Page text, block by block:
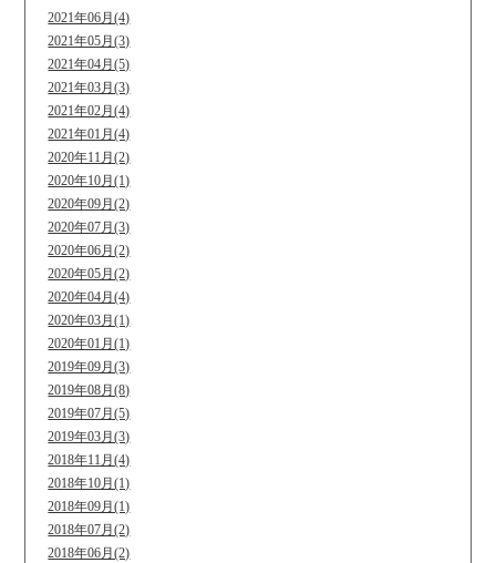
2021年06月(4)
2021年05月(3)
2021年04月(5)
2021年03月(3)
2021年02月(4)
2021年01月(4)
2020年11月(2)
2020年10月(1)
2020年09月(2)
2020年07月(3)
2020年06月(2)
2020年05月(2)
2020年04月(4)
2020年03月(1)
2020年01月(1)
2019年09月(3)
2019年08月(8)
2019年07月(5)
2019年03月(3)
2018年11月(4)
2018年10月(1)
2018年09月(1)
2018年07月(2)
2018年06月(2)